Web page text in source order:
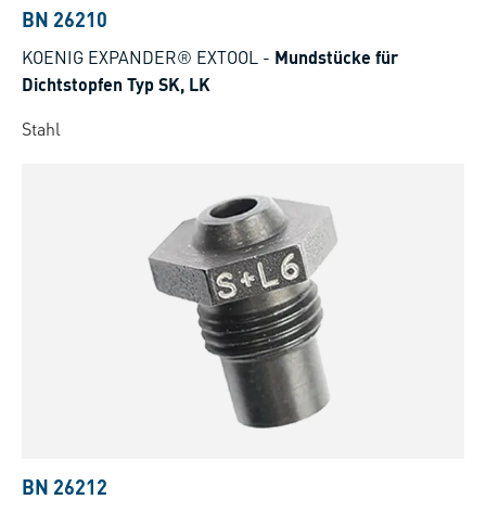
BN 26210
KOENIG EXPANDER® EXTOOL - Mundstücke für
Dichtstopfen Typ SK, LK
Stahl
BN 26212